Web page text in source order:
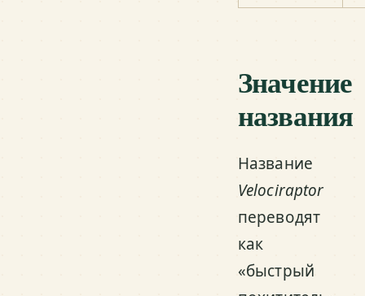
Значение
названия
Название
Velociraptor
переводят
как
«быстрый